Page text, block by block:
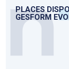
PLACES
GESFORM